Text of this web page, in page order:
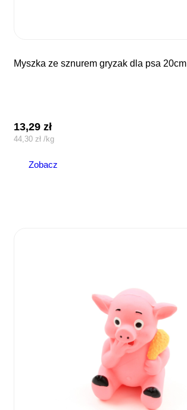
myszka ze sznurem gryzak dla psa 20cm
13,29zł
44,30zł /kg
Zobacz